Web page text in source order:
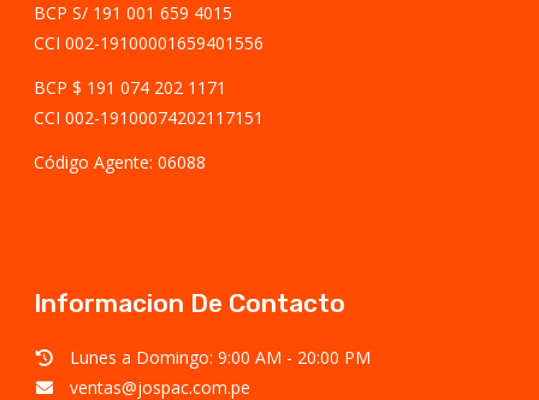
BCP S/ 191 001 659 4015
CCI 002-19100001659401556
BCP $ 191 074 202 1171
CCI 002-19100074202117151
Código Agente: 06088
Informacion De Contacto
Lunes a Domingo: 9:00 AM - 20:00 PM
ventas@jospac.com.pe